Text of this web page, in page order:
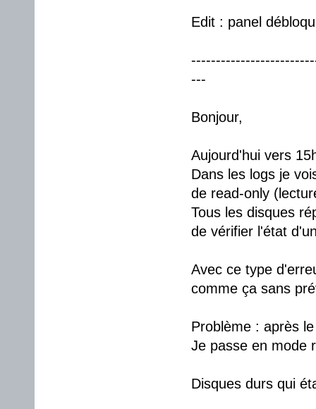
Edit : panel
---
Bonjour,
Aujourd'hui vers
Dans les logs je
de read-only
Tous les disques
de vérifier l'état
Avec ce type
comme ça sans
Problème : après
Je passe en mode
Disques durs qui